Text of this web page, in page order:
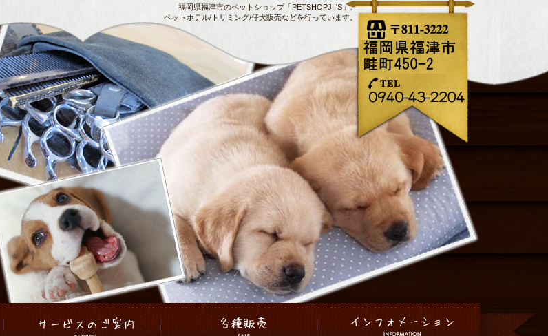
福岡県福津市のペットショップ「PETSHOPJII'S」。
ペットホテル/トリミング/仔犬販売などを行っています。